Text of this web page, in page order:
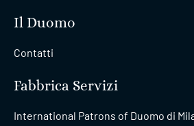
Il Duomo
Contatti
Fabbrica Servizi
International Patrons of Duomo di